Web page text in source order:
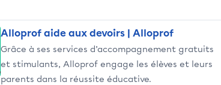
Alloprof aide aux devoirs | Alloprof
Grâce à ses services d’accompagnement gratuits
et stimulants, Alloprof engage les élèves et leurs
parents dans la réussite éducative.